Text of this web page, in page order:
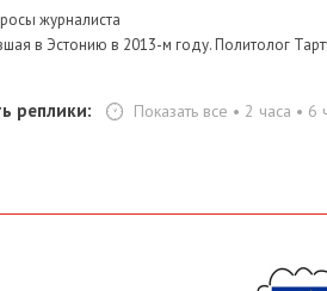
журналиста
в Эстонию в 2013-м году. Политолог
реплики: Показать все • 2 часа • 6